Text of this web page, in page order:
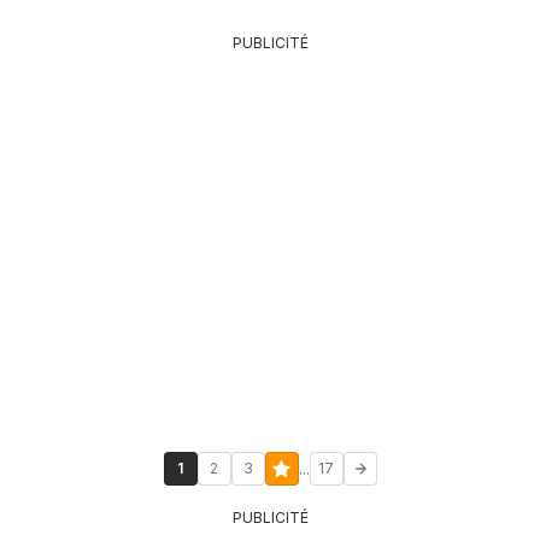
PUBLICITÉ
1 2 3 ... 17
PUBLICITÉ